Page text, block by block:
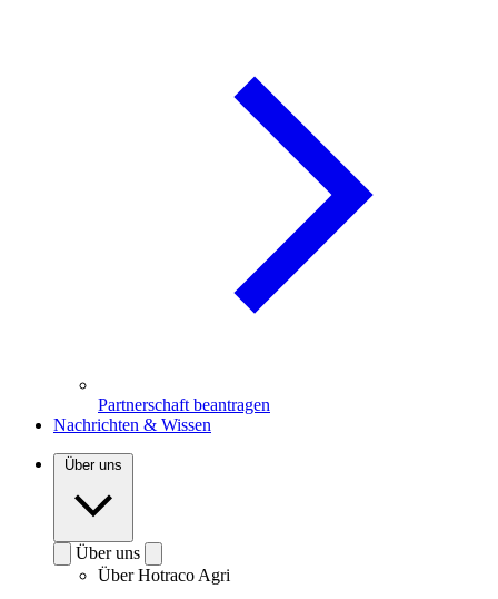
Partnerschaft beantragen
Nachrichten & Wissen
Über uns
Über uns
Über Hotraco Agri